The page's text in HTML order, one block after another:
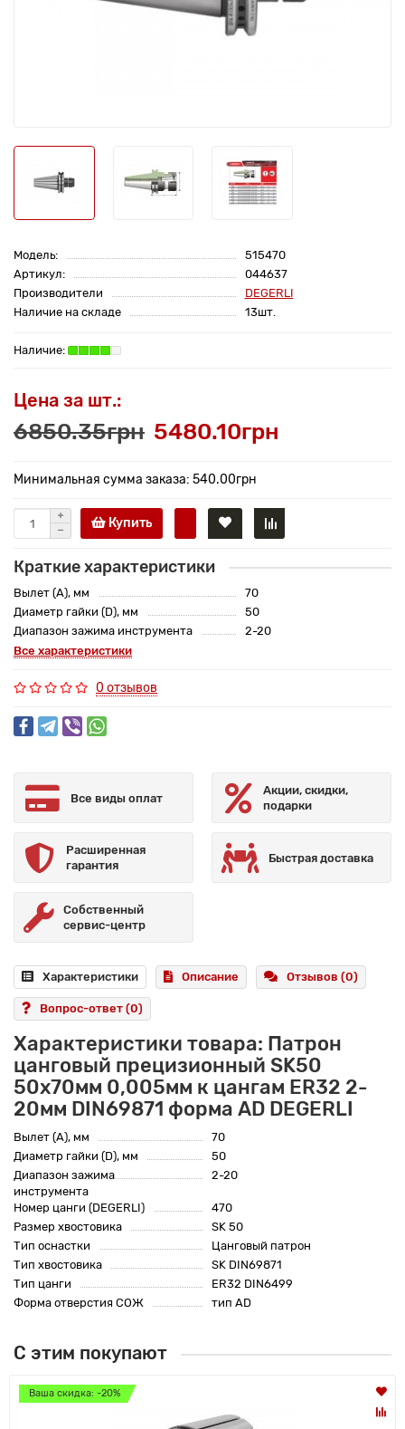
Модель:
515470
Артикул:
044637
Производители
DEGERLI
Наличие на складе
13шт.
Цена за шт.:
6850.35грн 5480.10грн
Минимальная сумма заказа: 540.00грн
Купить
Краткие характеристики
Вылет (A), мм
70
Диаметр гайки (D), мм
50
Диапазон зажима инструмента
2-20
Все характеристики
0 отзывов
Все виды оплат
Акции, скидки,
подарки
Расширенная
гарантия
Быстрая доставка
Собственный
сервис-центр
Характеристики Описание Отзывов (0)
Вопрос-ответ (0)
Характеристики товара: Патрон
цанговый прецизионный SK50
50x70мм 0,005мм к цангам ER32 2-
20мм DIN69871 форма AD DEGERLI
Вылет (A), мм
70
Диаметр гайки (D), мм
50
Диапазон зажима
инструмента
2-20
Номер цанги (DEGERLI)
470
Размер хвостовика
SK 50
Тип оснастки
Цанговый патрон
Тип хвостовика
SK DIN69871
Тип цанги
ER32 DIN6499
Форма отверстия СОЖ
тип AD
С этим покупают
Ваша скидка: -20%